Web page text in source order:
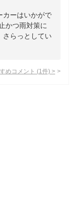
カーはいかがで
かつ雨対策に
さらっとしてい
めコメント (1 件) >